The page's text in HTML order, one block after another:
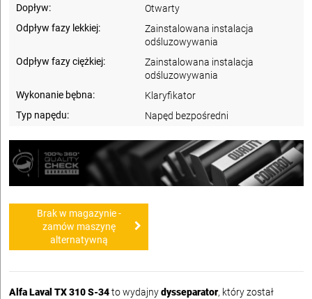
Dopływ:
Otwarty
Odpływ fazy lekkiej:
Zainstalowana instalacja
odśluzowywania
Odpływ fazy ciężkiej:
Zainstalowana instalacja
odśluzowywania
Wykonanie bębna:
Klaryfikator
Typ napędu:
Napęd bezpośredni
Brak w magazynie -
zamów maszynę
alternatywną
Alfa Laval TX 310 S-34to wydajnydysseparator, który został